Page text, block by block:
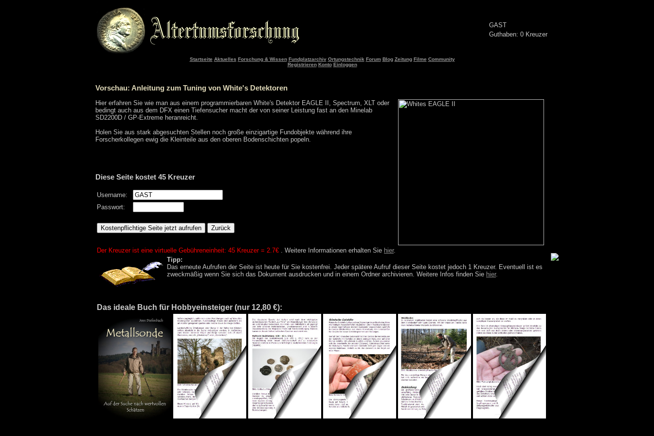
GAST
Guthaben: 0 Kreuzer
Startseite Aktuelles Forschung & Wissen Fundplatzarchiv Ortungstechnik Forum Blog Zeitung Filme Community
Registrieren Konto Einloggen
Vorschau: Anleitung zum Tuning von White's Detektoren
Hier erfahren Sie wie man aus einem programmierbaren White's Detektor EAGLE II, Spectrum, XLT oder
bedingt auch aus dem DFX einen Tiefensucher macht der von seiner Leistung fast an den Minelab
SD2200D / GP-Extreme heranreicht.
Holen Sie aus stark abgesuchten Stellen noch große einzigartige Fundobjekte während ihre
Forscherkollegen ewig die Kleinteile aus den oberen Bodenschichten popeln.
Diese Seite kostet 45 Kreuzer
Username:
Passwort:
Der Kreuzer ist eine virtuelle Gebühreneinheit: 45 Kreuzer = 2.7€ . Weitere Informationen erhalten Sie hier.
Tipp:
Das erneute Aufrufen der Seite ist heute für Sie kostenfrei. Jeder spätere Aufruf dieser Seite kostet jedoch 1 Kreuzer. Eventuell ist es
zweckmäßig wenn Sie sich das Dokument ausdrucken und in einem Ordner archivieren. Weitere Infos finden Sie hier.
Das ideale Buch für Hobbyeinsteiger (nur 12,80 €):